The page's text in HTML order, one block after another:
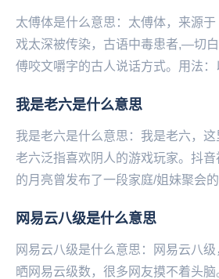
太傅体是什么意思：太傅体，来源
戏太深被传染，古语中毒患者,—切
傅咬文嚼字的古人说话方式。用法：
我是老六是什么意思
我是老六是什么意思：我是老六，这‌‌‌‌‌‌‌‌‌‌‌‌‌
老六泛指喜欢阴人的游戏玩家。抖
的月亮曾发布了一段家庭/姐妹聚会
网易云八级是什么意思
网易云八级是什么意思：网易云八
晒网易云级数，很多网友摸不着头